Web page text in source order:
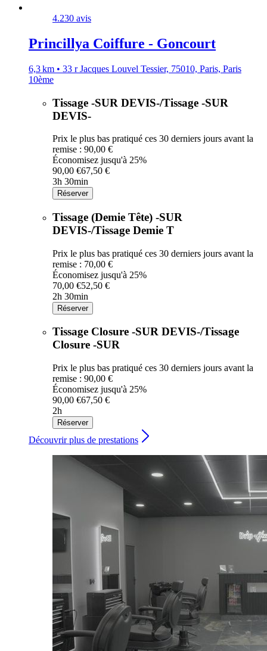
4.230 avis
Princillya Coiffure - Goncourt
6,3 km • 33 r Jacques Louvel Tessier, 75010, Paris, Paris
10ème
Tissage -SUR DEVIS-/Tissage -SUR
DEVIS-
Prix le plus bas pratiqué ces 30 derniers jours avant la
remise : 90,00 €
Économisez jusqu'à 25%
90,00 €67,50 €
3h 30min
Réserver
Tissage (Demie Tête) -SUR
DEVIS-/Tissage Demie T
Prix le plus bas pratiqué ces 30 derniers jours avant la
remise : 70,00 €
Économisez jusqu'à 25%
70,00 €52,50 €
2h 30min
Réserver
Tissage Closure -SUR DEVIS-/Tissage
Closure -SUR
Prix le plus bas pratiqué ces 30 derniers jours avant la
remise : 90,00 €
Économisez jusqu'à 25%
90,00 €67,50 €
2h
Réserver
Découvrir plus de prestations